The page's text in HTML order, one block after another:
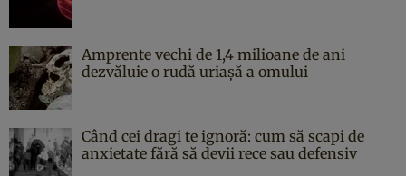
Amprente vechi de 1,4 milioane de ani
dezvăluie o rudă uriașă a omului
Când cei dragi te ignoră: cum să scapi de
anxietate fără să devii rece sau defensiv